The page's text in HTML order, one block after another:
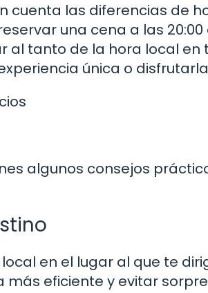
cuenta las diferencias de
una cena a las 20:00
al tanto de la hora local en
única o
algunos consejos
en el lugar al que te
eficiente y evitar